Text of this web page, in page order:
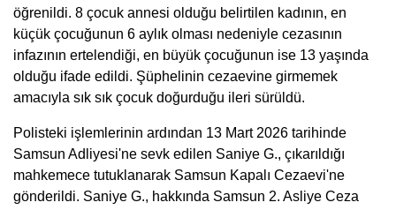
öğrenildi. 8 çocuk annesi olduğu belirtilen kadının, en
küçük çocuğunun 6 aylık olması nedeniyle cezasının
infazının ertelendiği, en büyük çocuğunun ise 13 yaşında
olduğu ifade edildi. Şüphelinin cezaevine girmemek
amacıyla sık sık çocuk doğurduğu ileri sürüldü.
Polisteki işlemlerinin ardından 13 Mart 2026 tarihinde
Samsun Adliyesi'ne sevk edilen Saniye G., çıkarıldığı
mahkemece tutuklanarak Samsun Kapalı Cezaevi'ne
gönderildi. Saniye G., hakkında Samsun 2. Asliye Ceza